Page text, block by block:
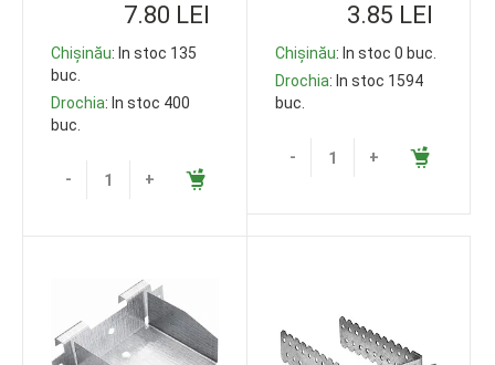
7.80 LEI
Chișinău: In stoc 135
buc.
Drochia: In stoc 400
buc.
- +
3.85 LEI
Chișinău: In stoc 0 buc.
Drochia: In stoc 1594
buc.
- +